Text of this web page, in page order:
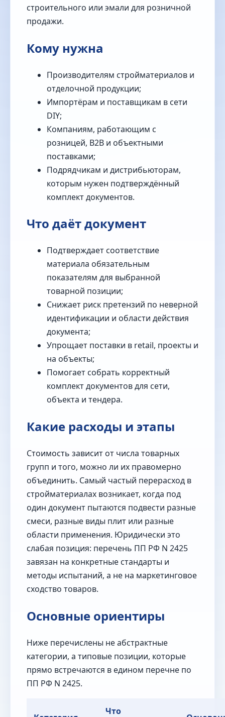
строительного или эмали для розничной
продажи.
Кому нужна
Производителям стройматериалов и
отделочной продукции;
Импортёрам и поставщикам в сети
DIY;
Компаниям, работающим с
розницей, B2B и объектными
поставками;
Подрядчикам и дистрибьюторам,
которым нужен подтверждённый
комплект документов.
Что даёт документ
Подтверждает соответствие
материала обязательным
показателям для выбранной
товарной позиции;
Снижает риск претензий по неверной
идентификации и области действия
документа;
Упрощает поставки в retail, проекты и
на объекты;
Помогает собрать корректный
комплект документов для сети,
объекта и тендера.
Какие расходы и этапы
Стоимость зависит от числа товарных
групп и того, можно ли их правомерно
объединить. Самый частый перерасход в
стройматериалах возникает, когда под
один документ пытаются подвести разные
смеси, разные виды плит или разные
области применения. Юридически это
слабая позиция: перечень ПП РФ N 2425
завязан на конкретные стандарты и
методы испытаний, а не на маркетинговое
сходство товаров.
Основные ориентиры
Ниже перечислены не абстрактные
категории, а типовые позиции, которые
прямо встречаются в едином перечне по
ПП РФ N 2425.
Что